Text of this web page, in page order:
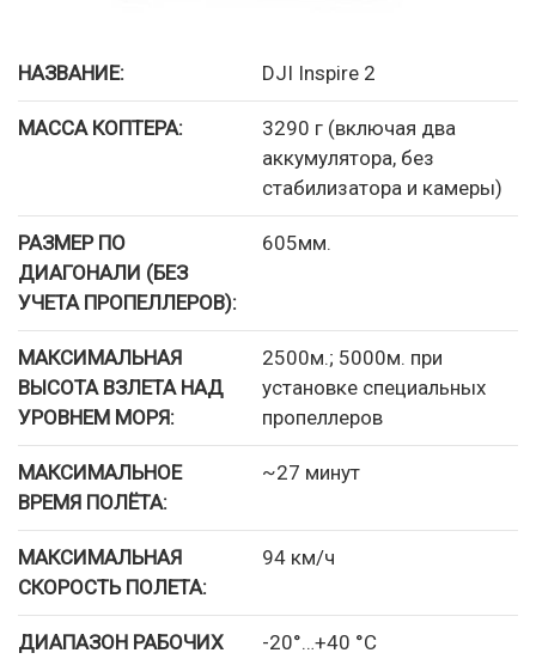
НАЗВАНИЕ: DJI Inspire 2
МАССА КОПТЕРА:
3290 г (включая два
аккумулятора, без
стабилизатора и камеры)
РАЗМЕР ПО
ДИАГОНАЛИ (БЕЗ
УЧЕТА ПРОПЕЛЛЕРОВ):
605мм.
МАКСИМАЛЬНАЯ
ВЫСОТА ВЗЛЕТА НАД
УРОВНЕМ МОРЯ:
2500м.; 5000м. при
установке специальных
пропеллеров
МАКСИМАЛЬНОЕ
ВРЕМЯ ПОЛЁТА:
~27 минут
МАКСИМАЛЬНАЯ
СКОРОСТЬ ПОЛЕТА:
94 км/ч
ДИАПАЗОН РАБОЧИХ -20°…+40 °C